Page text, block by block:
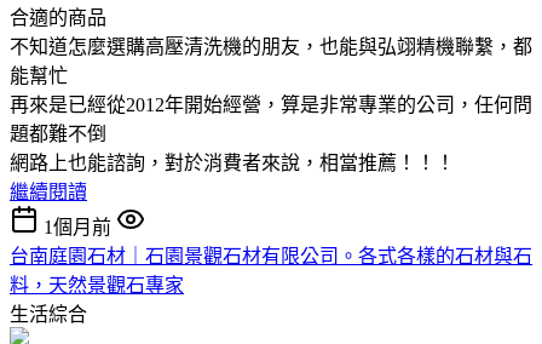
合適的商品
不知道怎麼選購高壓清洗機的朋友，也能與弘翊精機聯繫，都
能幫忙
再來是已經從2012年開始經營，算是非常專業的公司，任何問
題都難不倒
網路上也能諮詢，對於消費者來說，相當推薦！！！
繼續閱讀
1個月前
台南庭園石材｜石園景觀石材有限公司。各式各樣的石材與石
料，天然景觀石專家
生活綜合